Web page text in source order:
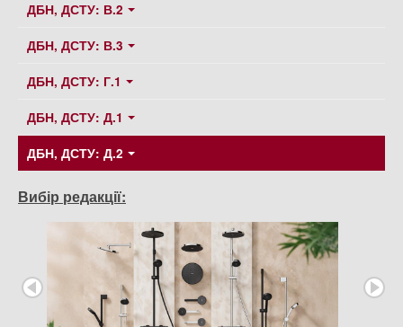
ДБН, ДСТУ: В.2
ДБН, ДСТУ: В.3
ДБН, ДСТУ: Г.1
ДБН, ДСТУ: Д.1
ДБН, ДСТУ: Д.2
Вибір редакції: